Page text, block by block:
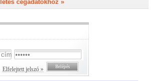
cégadatokhoz »
Elfelejtett jelszó »